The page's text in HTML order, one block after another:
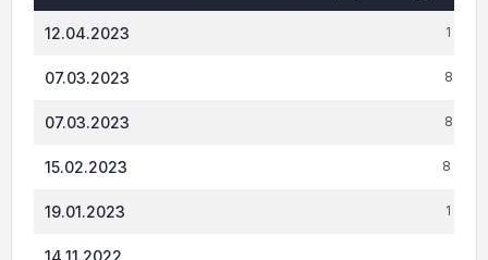
12.04.2023 1
07.03.2023 8
07.03.2023 8
15.02.2023 8
19.01.2023 1
14.11.2022